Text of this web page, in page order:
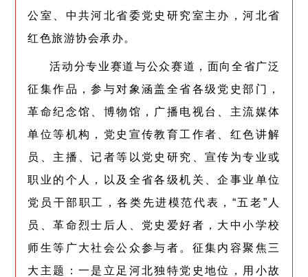
公室、中共河北省委党史研究室主办，河北省
红色旅游协会承办。
活动分专业赛道与公众赛道，面向全省广泛
征集作品，参与对象涵盖全省各级党史部门，
革命纪念馆、博物馆，广播电视台、主流媒体
单位等机构，党史宣传教育工作者、红色讲解
员、主播、记者等以党史研究、宣传为专业或
职业的个人，以及全省各级机关、企事业单位
党员干部职工，各类先进模范代表，“五老”人
员、革命烈士后人、党史爱好者，大中小学校
师生等广大社会公众参与者。征集内容聚焦三
大主题：一是立足河北独特党史地位，用小故